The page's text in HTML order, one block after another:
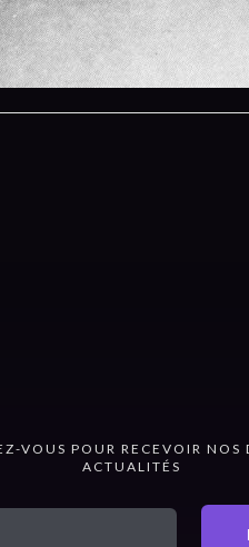
VOUS POUR RECEVOIR NOS
ACTUALITÉS